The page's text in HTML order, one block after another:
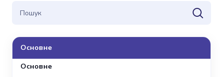
Основне
Основне